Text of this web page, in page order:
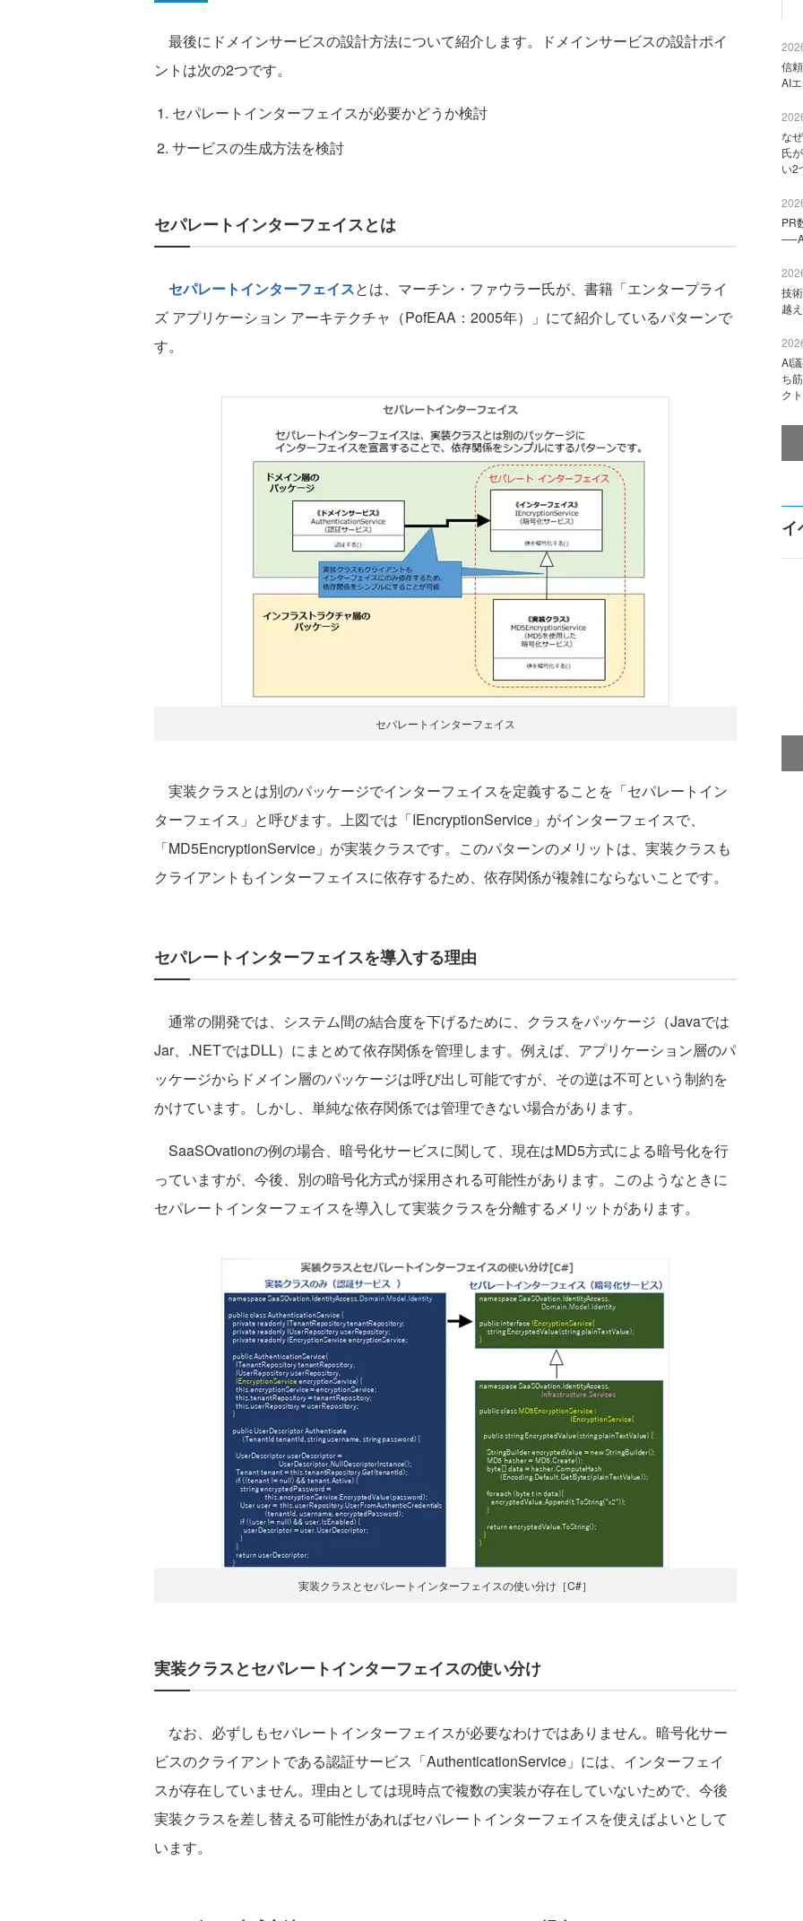
最後にドメインサービスの設計方法について紹介します。ドメインサービスの設計ポイ
ントは次の2つです。
セパレートインターフェイスが必要かどうか検討
サービスの生成方法を検討
セパレートインターフェイスとは
セパレートインターフェイスとは、マーチン・ファウラー氏が、書籍「エンタープライ
ズ アプリケーション アーキテクチャ（PofEAA：2005年）」にて紹介しているパターンで
す。
セパレートインターフェイス
実装クラスとは別のパッケージでインターフェイスを定義することを「セパレートイン
ターフェイス」と呼びます。上図では「IEncryptionService」がインターフェイスで、
「MD5EncryptionService」が実装クラスです。このパターンのメリットは、実装クラスも
クライアントもインターフェイスに依存するため、依存関係が複雑にならないことです。
セパレートインターフェイスを導入する理由
通常の開発では、システム間の結合度を下げるために、クラスをパッケージ（Javaでは
Jar、.NETではDLL）にまとめて依存関係を管理します。例えば、アプリケーション層のパ
ッケージからドメイン層のパッケージは呼び出し可能ですが、その逆は不可という制約を
かけています。しかし、単純な依存関係では管理できない場合があります。
SaaSOvationの例の場合、暗号化サービスに関して、現在はMD5方式による暗号化を行
っていますが、今後、別の暗号化方式が採用される可能性があります。このようなときに
セパレートインターフェイスを導入して実装クラスを分離するメリットがあります。
実装クラスとセパレートインターフェイスの使い分け［C#］
実装クラスとセパレートインターフェイスの使い分け
なお、必ずしもセパレートインターフェイスが必要なわけではありません。暗号化サー
ビスのクライアントである認証サービス「AuthenticationService」には、インターフェイ
スが存在していません。理由としては現時点で複数の実装が存在していないためで、今後
実装クラスを差し替える可能性があればセパレートインターフェイスを使えばよいとして
います。
信
AI
な
氏
い2
PR
技
越
AI
ち
ク
イ